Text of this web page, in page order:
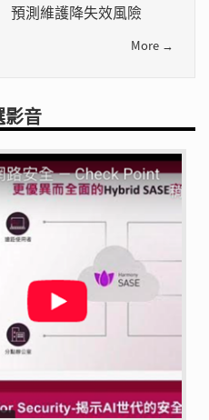
測維護降失效風險
More →
影音